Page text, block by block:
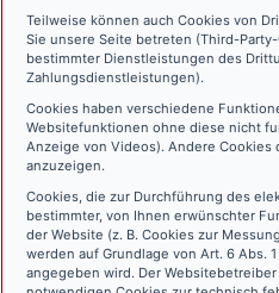
Teilweise können auch Cookies von
Sie unsere Seite betreten (Third-
bestimmter Dienstleistungen des
Zahlungsdienstleistungen).
Cookies haben verschiedene
Websitefunktionen ohne diese nicht
Anzeige von Videos). Andere
anzuzeigen.
Cookies, die zur Durchführung des
bestimmter, von Ihnen erwünschter
der Website (z. B. Cookies zur
werden auf Grundlage von Art. 6 Abs.
angegeben wird. Der